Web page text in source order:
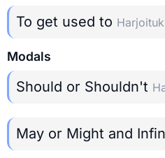
To get used to
Modals
Should or Shouldn't
May or Might and